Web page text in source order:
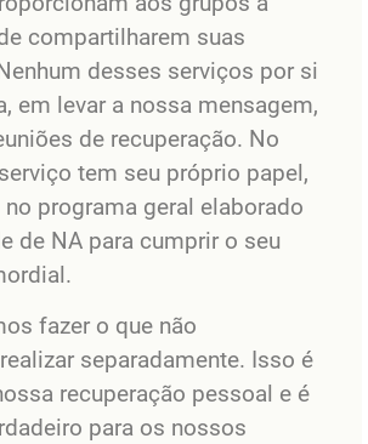
compartilharem suas
desses serviços por si
em levar a nossa mensagem,
de recuperação. No
tem seu próprio papel,
programa geral elaborado
de NA para cumprir o seu
fazer o que não
separadamente. Isso é
recuperação pessoal e é
para os nossos